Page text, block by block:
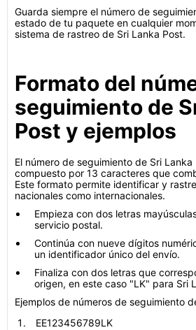
Guarda siempre el número de
estado de tu paquete en cualquier
sistema de rastreo de Sri Lanka Post.
Formato del
seguimiento de
Post y ejemplos
El número de seguimiento de Sri
compuesto por 13 caracteres que
Este formato permite identificar y
nacionales como internacionales.
Empieza con dos letras
servicio postal.
Continúa con nueve dígitos
un identificador único del envío.
Finaliza con dos letras que
origen, en este caso "LK" para Sri
Ejemplos de números de seguimiento
EE123456789LK